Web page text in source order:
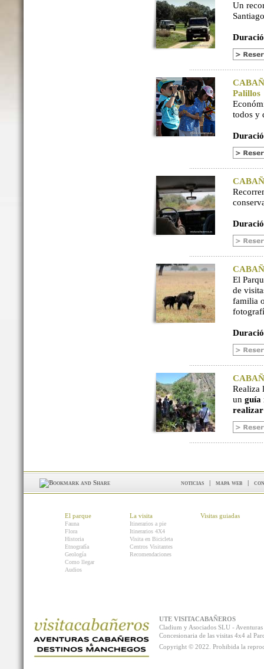
Un
Palillos
todos y
El
de
familia
Realiza
un guía
noticias | mapa web |
El parque
Fauna
Flora
Historia
Etnografía
Geología
Como llegar
Audios
La visita
Itinerarios a pie
Itinerarios 4X4
Visita en Bicicleta
Centros Visitantes
Recomendaciones
Visitas guiadas
UTE VISITACABAÑEROS
Cladium y Asociados SLU -
Concesionaria de las visitas 4x4 al
Copyright © 2022. Prohibida la